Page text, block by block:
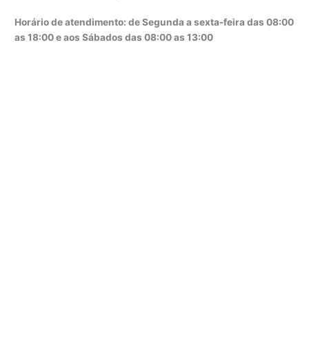
Horário de atendimento: de Segunda a sexta-feira das 08:00
as 18:00 e aos Sábados das 08:00 as 13:00